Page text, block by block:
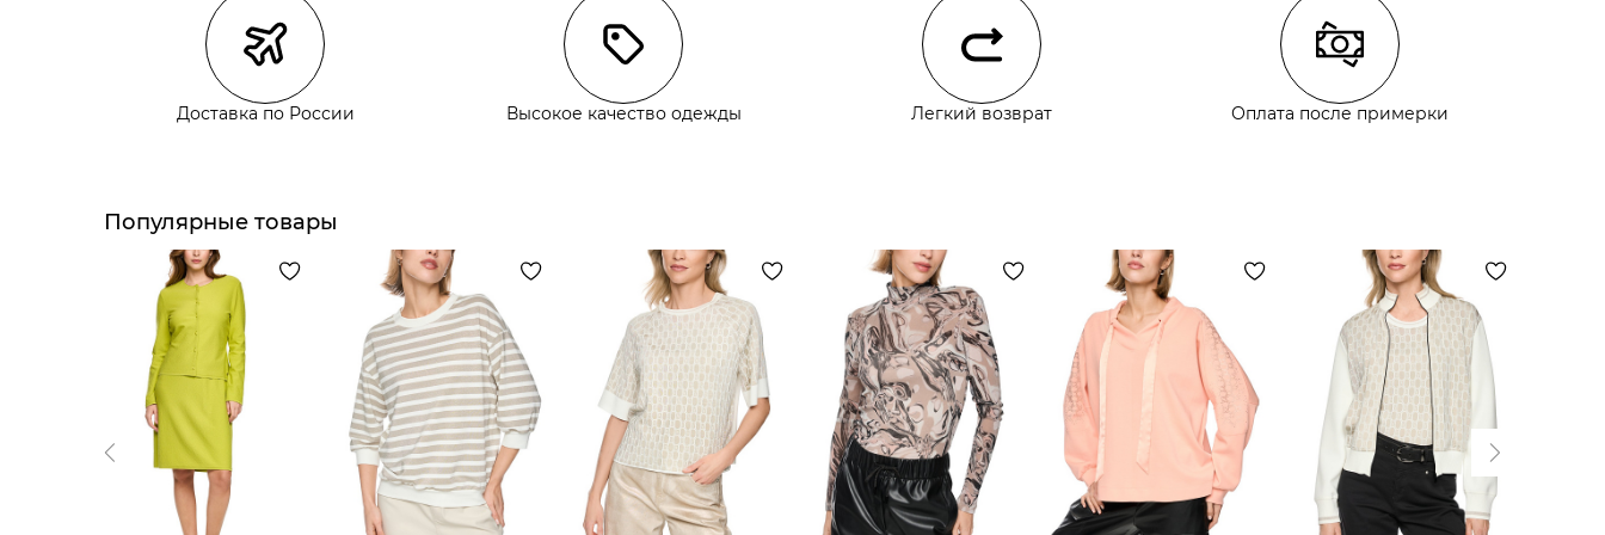
Курьерская доставка СДЭК
Самовывоз из пункта выдачи СДЭК
Самовывоз из наших магазинов
Самовывоз из пункта выдачи СДЭК
Доставка по России Высокое качество одежды Легкий возврат Оплата после примерки
Популярные товары